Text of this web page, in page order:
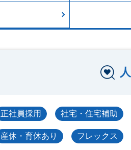
正社員採用 社宅・住宅補助
産休・育休あり フレックス